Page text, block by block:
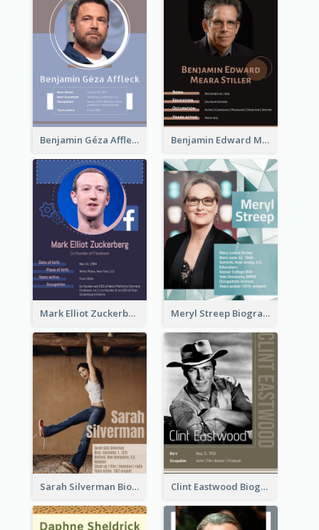
Benjamin Géza Affleck Biography Benjamin Edward Meara Stiller Biography
Mark Elliot Zuckerberg Biography Meryl Streep Biography
Sarah Silverman Biography Clint Eastwood Biography